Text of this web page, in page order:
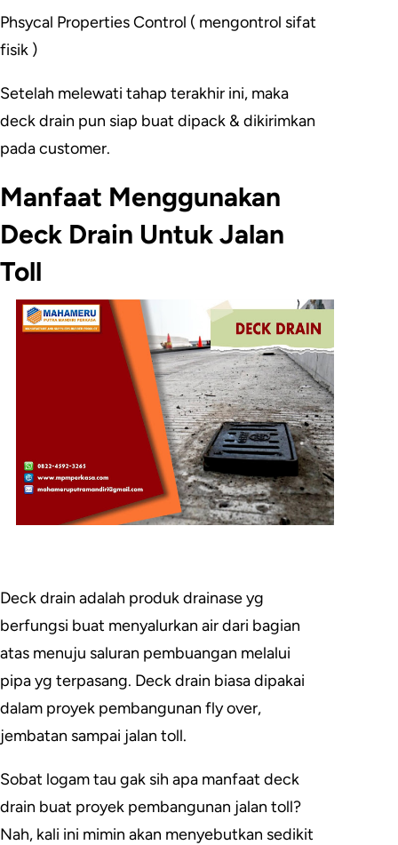
Phsycal Properties Control ( mengontrol sifat
fisik )
Setelah melewati tahap terakhir ini, maka
deck drain pun siap buat dipack & dikirimkan
pada customer.
Manfaat Menggunakan
Deck Drain Untuk Jalan
Toll
Deck drain adalah produk drainase yg
berfungsi buat menyalurkan air dari bagian
atas menuju saluran pembuangan melalui
pipa yg terpasang. Deck drain biasa dipakai
dalam proyek pembangunan fly over,
jembatan sampai jalan toll.
Sobat logam tau gak sih apa manfaat deck
drain buat proyek pembangunan jalan toll?
Nah, kali ini mimin akan menyebutkan sedikit